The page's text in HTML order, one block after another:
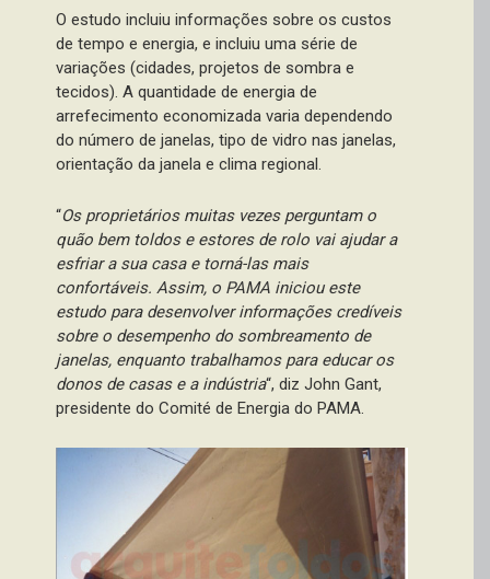
O estudo incluiu informações sobre os custos
de tempo e energia, e incluiu uma série de
variações (cidades, projetos de sombra e
tecidos). A quantidade de energia de
arrefecimento economizada varia dependendo
do número de janelas, tipo de vidro nas janelas,
orientação da janela e clima regional.
“Os proprietários muitas vezes perguntam o
quão bem toldos e estores de rolo vai ajudar a
esfriar a sua casa e torná-las mais
confortáveis. Assim, o PAMA iniciou este
estudo para desenvolver informações credíveis
sobre o desempenho do sombreamento de
janelas, enquanto trabalhamos para educar os
donos de casas e a indústria“, diz John Gant,
presidente do Comité de Energia do PAMA.